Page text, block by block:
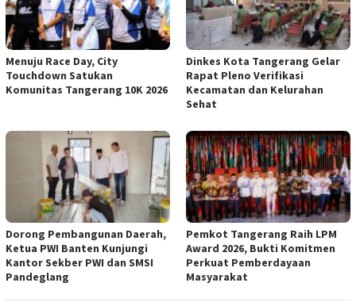
Menuju Race Day, City
Touchdown Satukan
Komunitas Tangerang 10K 2026
Dinkes Kota Tangerang Gelar
Rapat Pleno Verifikasi
Kecamatan dan Kelurahan
Sehat
Dorong Pembangunan Daerah,
Ketua PWI Banten Kunjungi
Kantor Sekber PWI dan SMSI
Pandeglang
Pemkot Tangerang Raih LPM
Award 2026, Bukti Komitmen
Perkuat Pemberdayaan
Masyarakat